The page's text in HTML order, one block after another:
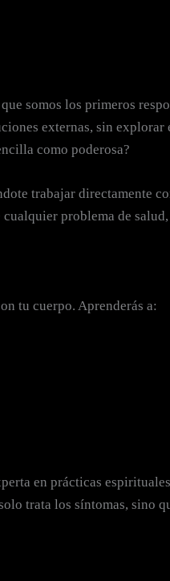
somos los primeros
externas, sin
como poderosa?
trabajar directamente
problema de
tu cuerpo. Aprenderás a:
en prácticas
trata los síntomas, sino